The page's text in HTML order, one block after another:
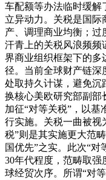
车配额等办法临时缓解
立异动力。关税是国
产、调理商业均衡；过
汗青上的关税风浪频频
界商业组织框架下的多
径。当前全球财产链深
处取持久计谋，避免沉
换核心美欧研究部副部
加征“对等关税”，以
行实施。关税一曲被视
税”则是其实施更大范
国优先”之实。此次“对
30年代程度，范畴取强
球经贸次序。所谓“对